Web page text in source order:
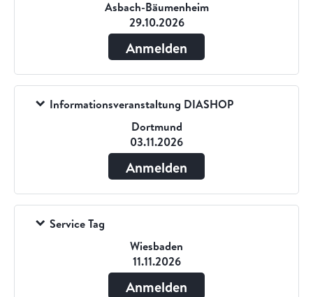
Asbach-Bäumenheim
29.10.2026
Anmelden
Informationsveranstaltung DIASHOP
Dortmund
03.11.2026
Anmelden
Service Tag
Wiesbaden
11.11.2026
Anmelden